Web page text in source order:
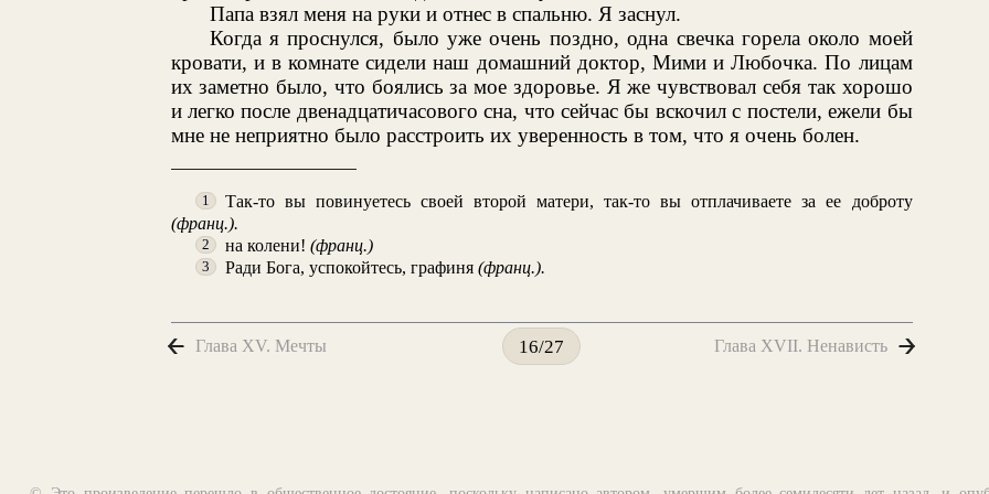
Папа взял меня на руки и отнес в спальню. Я заснул.
Когда я проснулся, было уже очень поздно, одна свечка горела около моей
кровати, и в комнате сидели наш домашний доктор, Мими и Любочка. По лицам
их заметно было, что боялись за мое здоровье. Я же чувствовал себя так хорошо
и легко после двенадцатичасового сна, что сейчас бы вскочил с постели, ежели бы
мне не неприятно было расстроить их уверенность в том, что я очень болен.
1
Так-то вы повинуетесь своей второй матери, так-то вы отплачиваете за ее доброту
(франц.).
2 на колени! (франц.)
3 Ради Бога, успокойтесь, графиня (франц.).
Глава XV. Мечты 16/27 Глава XVII. Ненависть